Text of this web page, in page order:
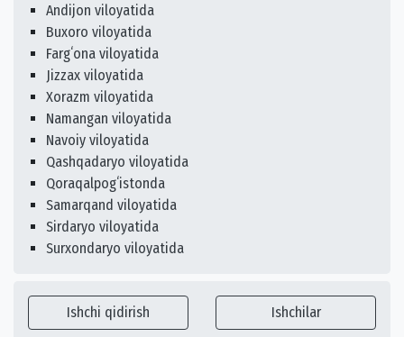
Andijon viloyatida
Buxoro viloyatida
Fargʻona viloyatida
Jizzax viloyatida
Xorazm viloyatida
Namangan viloyatida
Navoiy viloyatida
Qashqadaryo viloyatida
Qoraqalpogʻistonda
Samarqand viloyatida
Sirdaryo viloyatida
Surxondaryo viloyatida
Ishchi qidirish Ishchilar